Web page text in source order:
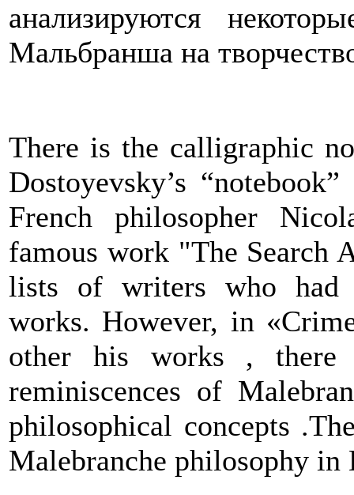
анализируются
Мальбранша на
There is the calligraphic
Dostoyevsky’s
French philosopher
famous work "The Search
lists of writers who had
works. However, in
other his works , there
reminiscences of
philosophical concepts
Malebranche philosophy in